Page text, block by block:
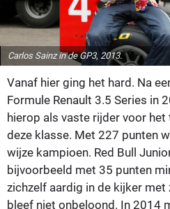
Carlos Sainz in de GP3, 2013.
Vanaf hier ging het hard. Na
Formule Renault 3.5 Series in
hierop als vaste rijder voor het
deze klasse. Met 227 punten
wijze kampioen. Red Bull
bijvoorbeeld met 35 punten
zichzelf aardig in de kijker
bleef niet onbeloond. In 2014